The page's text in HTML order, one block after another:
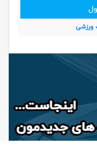
ورزشی